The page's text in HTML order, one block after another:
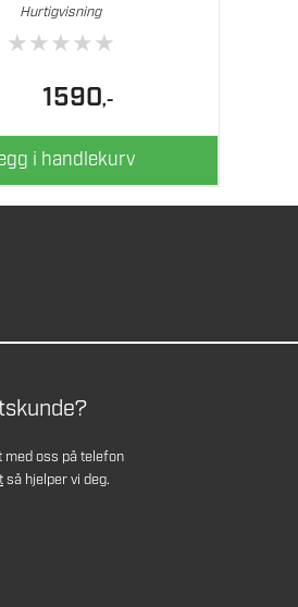
Hurtigvisning
★★★★★
1590,-
i handlekurv
med oss på telefon
så hjelper vi deg.